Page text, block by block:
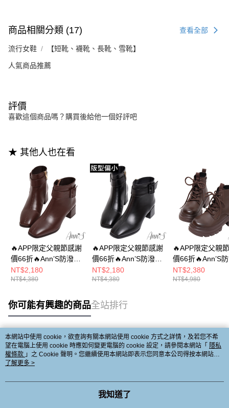
商品相關分類 (17) 查看全部
流行女鞋 【短靴、襪靴、長靴、雪靴】
人氣商品推薦
評價
喜歡這個商品嗎？購買後給他一個好評吧
★ 其他人也在看
🔥APP限定父親節感謝
價66折🔥Ann’S防潑水
材質-米蘭達經典釦帶
粗低跟短靴5cm-咖(版
NT$2,180
NT$4,380
🔥APP限定父親節感謝
價66折🔥Ann’S防潑水
材質-米蘭達經典釦帶
粗低跟短靴5cm-黑(版
NT$2,180
NT$4,380
🔥APP限定父親
價66折🔥Ann’S
材質-顯瘦100分
底短靴5cm-咖(版
NT$2,380
NT$4,980
你可能有興趣的商品全站排行
熱門標籤
本網站中使用 cookie，欲查詢有關本網站使用 cookie 方式之詳情，及若您不希
望在電腦上使用 cookie 時應如何變更電腦的 cookie 設定，請參閱本網站「 隱私
權條款 」之 Cookie 聲明。您繼續使用本網站即表示您同意本公司得按本網站使
用條款之 Cookie 聲明使用 cookie。
了解更多 >
我知道了